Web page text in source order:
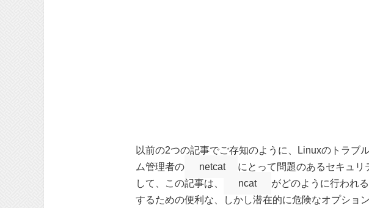
以前の2つの記事でご存知のように、Linuxのトラブ
ム管理者の
netcat
にとって問題のあるセキュ
して、この記事は、
ncat
がどのように行われ
するための便利な、しかし潜在的に危険なオプショ